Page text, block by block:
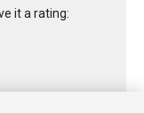
it a rating: